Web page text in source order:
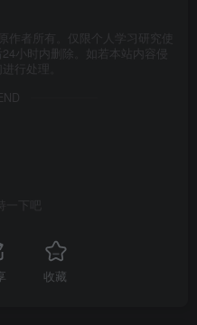
者所有。仅限个人学习研究使
小时内删除。如若本站内容侵
行处理。
一下吧
收藏